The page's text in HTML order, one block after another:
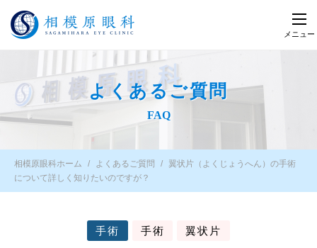
メニュー
よくあるご質問
FAQ
相模原眼科ホーム よくあるご質問
翼状片（よくじょうへん）の手術
について詳しく知りたいのですが？
手術 手術 翼状片